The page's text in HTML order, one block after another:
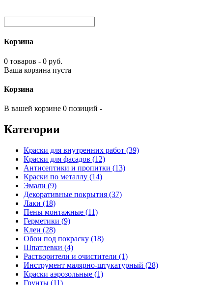
Корзина
0 товаров - 0 руб.
Ваша корзина пуста
Корзина
В вашей корзине 0 позиций -
Категории
Краски для внутренних работ (39)
Краски для фасадов (12)
Антисептики и пропитки (13)
Краски по металлу (14)
Эмали (9)
Декоративные покрытия (37)
Лаки (18)
Пены монтажные (11)
Герметики (9)
Клеи (28)
Обои под покраску (18)
Шпатлевки (4)
Растворители и очистители (1)
Инструмент малярно-штукатурный (28)
Краски аэрозольные (1)
Грунты (11)